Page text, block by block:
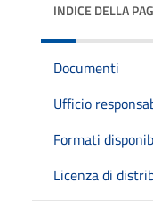
INDICE DELLA
Documenti
Ufficio
Formati
Licenza di